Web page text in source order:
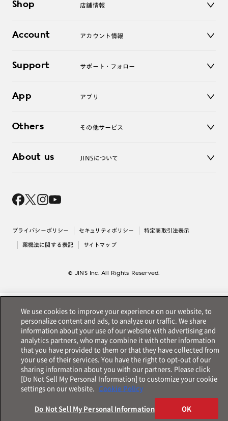
サングラス
コンタクトレンズ
アクセサリー
Shop 店舗情報
オンラインショップ
Account アカウント情報
ログアウト
Support サポート・フォロー
よくあるご質問
お問い合わせ
App アプリ
Others その他サービス
レンズ交換
About us JINSについて
採用情報
出店について
プライバシーポリシー セキュリティポリシー 特定商取引法表示
薬機法に関する表記 サイトマップ
© JINS Inc. All Rights Reserved.
We use cookies to improve your experience on our website, to
personalize content and ads, to analyze our traffic. We share
information about your use of our website with advertising and
analytics partners, who may combine it with other information
that you have provided to them or that they have collected from
your use of their services. You have the right to opt-out of our
sharing information about you with our partners. Please click
[Do Not Sell My Personal Information] to customize your cookie
settings on our website. Cookie Policy
Do Not Sell My Personal Information OK